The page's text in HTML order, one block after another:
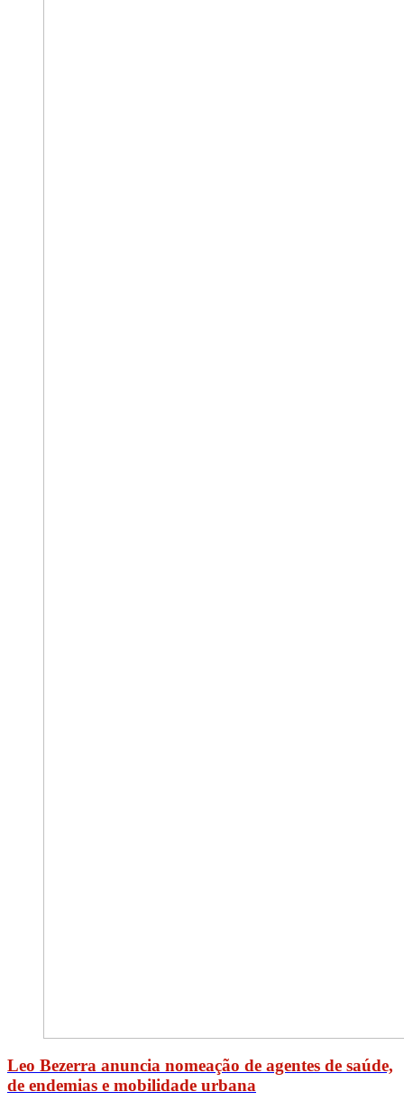
Leo Bezerra anuncia nomeação de agentes de saúde,
de endemias e mobilidade urbana